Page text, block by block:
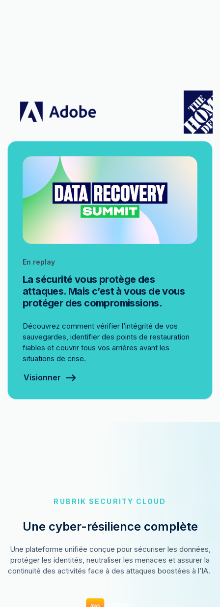
En replay
La sécurité vous protège des
attaques. Mais c’est à vous de vous
protéger des compromissions.
Découvrez comment vérifier l’intégrité de vos
sauvegardes, identifier des points de restauration
fiables et couvrir tous vos arrières avant les
situations de crise.
Visionner
RUBRIK SECURITY CLOUD
Une cyber-résilience complète
Une plateforme unifiée conçue pour sécuriser les données,
protéger les identités, neutraliser les menaces et assurer la
continuité des activités face à des attaques boostées à l’IA.